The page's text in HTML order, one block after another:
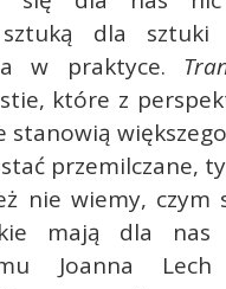
dla sztuki
w praktyce.
które z
stanowią
przemilczane,
nie wiemy, czym
mają dla nas
Joanna Lech